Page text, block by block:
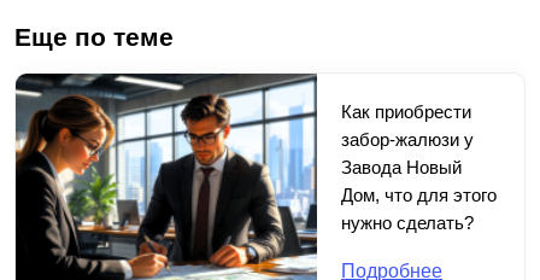
Еще по теме
Как приобрести
забор-жалюзи у
Завода Новый
Дом, что для этого
нужно сделать?
Подробнее